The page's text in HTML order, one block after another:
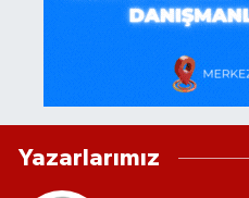
Yazarlarımız